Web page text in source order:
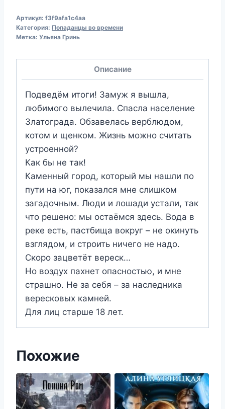
Артикул: f3f9afa1c4aa
Категория: Попаданцы во времени
Метка: Ульяна Гринь
Описание
Подведём итоги! Замуж я вышла,
любимого вылечила. Спасла население
Златограда. Обзавелась верблюдом,
котом и щенком. Жизнь можно считать
устроенной?
Как бы не так!
Каменный город, который мы нашли по
пути на юг, показался мне слишком
загадочным. Люди и лошади устали, так
что решено: мы остаёмся здесь. Вода в
реке есть, пастбища вокруг – не окинуть
взглядом, и строить ничего не надо.
Скоро зацветёт вереск…
Но воздух пахнет опасностью, и мне
страшно. Не за себя – за наследника
вересковых камней.
Для лиц старше 18 лет.
Похожие